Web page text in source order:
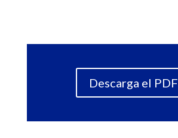
Descarga el PDF